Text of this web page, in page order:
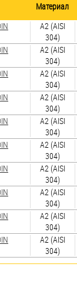
Материал
А2 (AISI
304)
А2 (AISI
304)
А2 (AISI
304)
А2 (AISI
304)
А2 (AISI
304)
А2 (AISI
304)
А2 (AISI
304)
А2 (AISI
304)
А2 (AISI
304)
А2 (AISI
304)